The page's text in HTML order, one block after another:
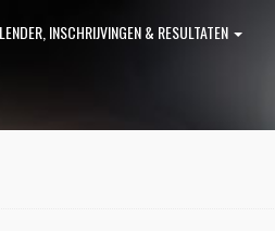
INSCHRIJVINGEN & RESULTATEN